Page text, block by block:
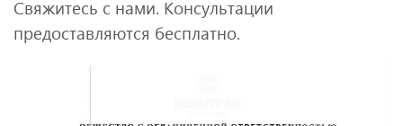
Свяжитесь с нами. Консультации
предоставляются бесплатно.